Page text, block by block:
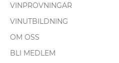
VINPROVNINGAR
VINUTBILDNING
OM OSS
BLI MEDLEM